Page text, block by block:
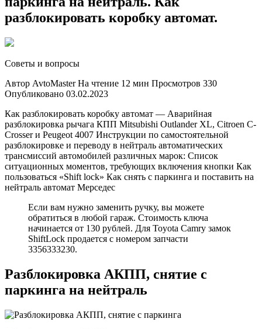
разблокировать коробку автомат.
Советы и вопросы
Автор AvtoMaster На чтение 12 мин Просмотров 330
Опубликовано 03.02.2023
Как разблокировать коробку автомат — Аварийная
разблокировка рычага КПП Mitsubishi Outlander XL, Citroen C-
Crosser и Peugeot 4007 Инструкции по самостоятельной
разблокировке и переводу в нейтраль автоматических
трансмиссий автомобилей различных марок: Список
ситуационных моментов, требующих включения кнопки Как
пользоваться «Shift lock» Как снять с паркинга и поставить на
нейтраль автомат Мерседес
Если вам нужно заменить ручку, вы можете
обратиться в любой гараж. Стоимость ключа
начинается от 130 рублей. Для Toyota Camry замок
ShiftLock продается с номером запчасти
3356333230.
Разблокировка АКПП, снятие с
паркинга на нейтраль